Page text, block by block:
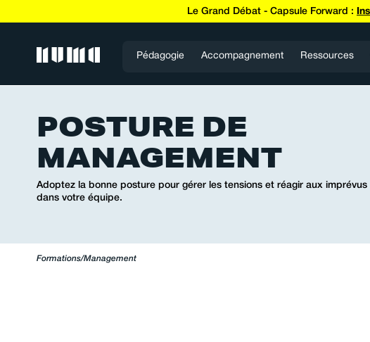
Le Grand Débat - Capsule Forward :
Pédagogie Accompagnement Ressources
POSTURE DE
MANAGEMENT
Adoptez la bonne posture pour gérer les tensions et réagir aux imprévus
dans votre équipe.
Formations/Management